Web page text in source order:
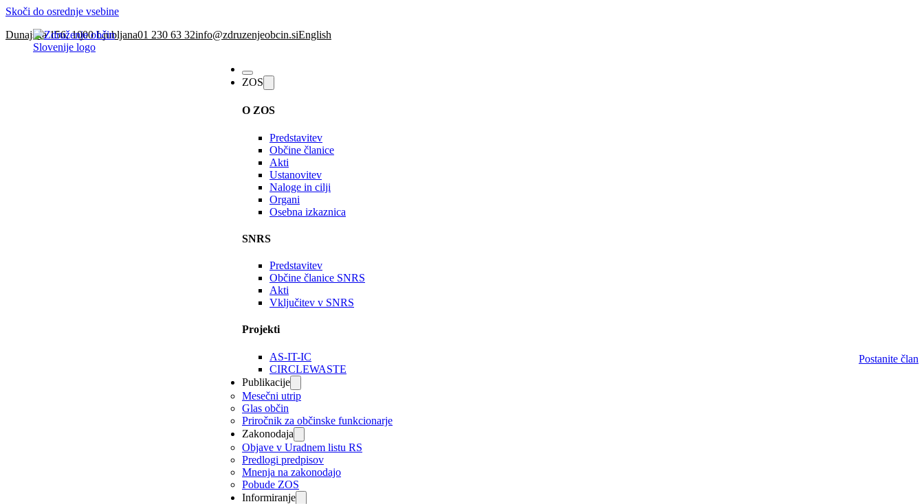
Skoči do osrednje vsebine
Dunajska 156, 1000 Ljubljana01 230 63 32info@zdruzenjeobcin.siEnglish
ZOS
O ZOS
Predstavitev
Občine članice
Akti
Ustanovitev
Naloge in cilji
Organi
Osebna izkaznica
SNRS
Predstavitev
Občine članice SNRS
Akti
Vključitev v SNRS
Projekti
AS-IT-IC
CIRCLEWASTE
Publikacije
Mesečni utrip
Glas občin
Priročnik za občinske funkcionarje
Zakonodaja
Objave v Uradnem listu RS
Predlogi predpisov
Mnenja na zakonodajo
Pobude ZOS
Informiranje
Postanite član